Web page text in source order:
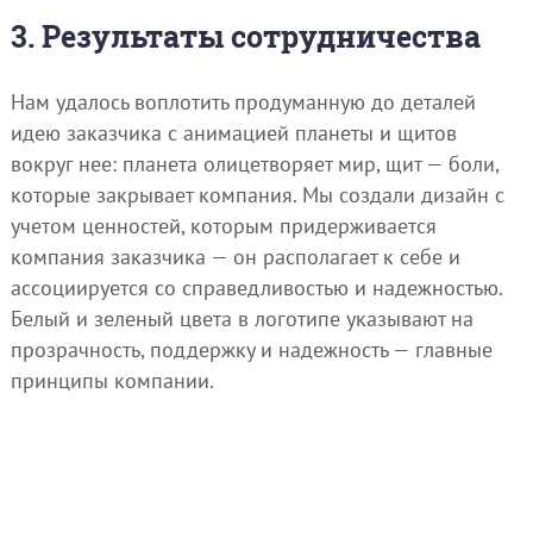
3. Результаты сотрудничества
Нам удалось воплотить продуманную до деталей
идею заказчика с анимацией планеты и щитов
вокруг нее: планета олицетворяет мир, щит — боли,
которые закрывает компания. Мы создали дизайн с
учетом ценностей, которым придерживается
компания заказчика — он располагает к себе и
ассоциируется со справедливостью и надежностью.
Белый и зеленый цвета в логотипе указывают на
прозрачность, поддержку и надежность — главные
принципы компании.